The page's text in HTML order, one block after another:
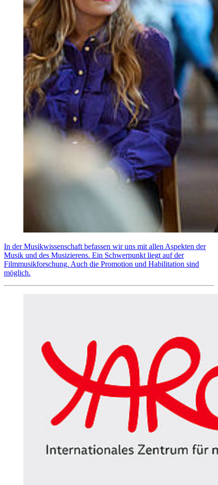
In der Musikwissenschaft befassen wir uns mit allen Aspekten der
Musik und des Musizierens. Ein Schwerpunkt liegt auf der
Filmmusikforschung. Auch die Promotion und Habilitation sind
möglich.